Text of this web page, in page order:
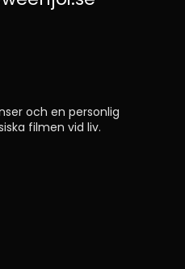
och en personlig
filmen vid liv.